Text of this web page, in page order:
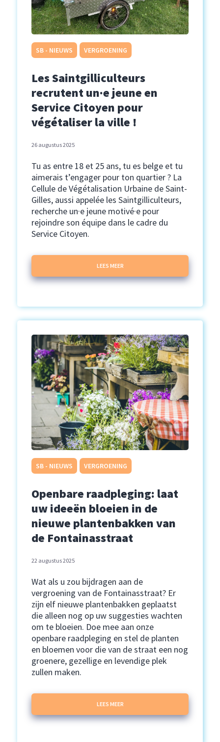
SB - NIEUWS VERGROENING
Les Saintgilliculteurs
recrutent un·e jeune en
Service Citoyen pour
végétaliser la ville !
26 augustus 2025
Tu as entre 18 et 25 ans, tu es belge et tu
aimerais t’engager pour ton quartier ? La
Cellule de Végétalisation Urbaine de Saint-
Gilles, aussi appelée les Saintgilliculteurs,
recherche un·e jeune motivé·e pour
rejoindre son équipe dans le cadre du
Service Citoyen.
LEES MEER
SB - NIEUWS VERGROENING
Openbare raadpleging: laat
uw ideeën bloeien in de
nieuwe plantenbakken van
de Fontainasstraat
22 augustus 2025
Wat als u zou bijdragen aan de
vergroening van de Fontainasstraat? Er
zijn elf nieuwe plantenbakken geplaatst
die alleen nog op uw suggesties wachten
om te bloeien. Doe mee aan onze
openbare raadpleging en stel de planten
en bloemen voor die van de straat een nog
groenere, gezellige en levendige plek
zullen maken.
LEES MEER